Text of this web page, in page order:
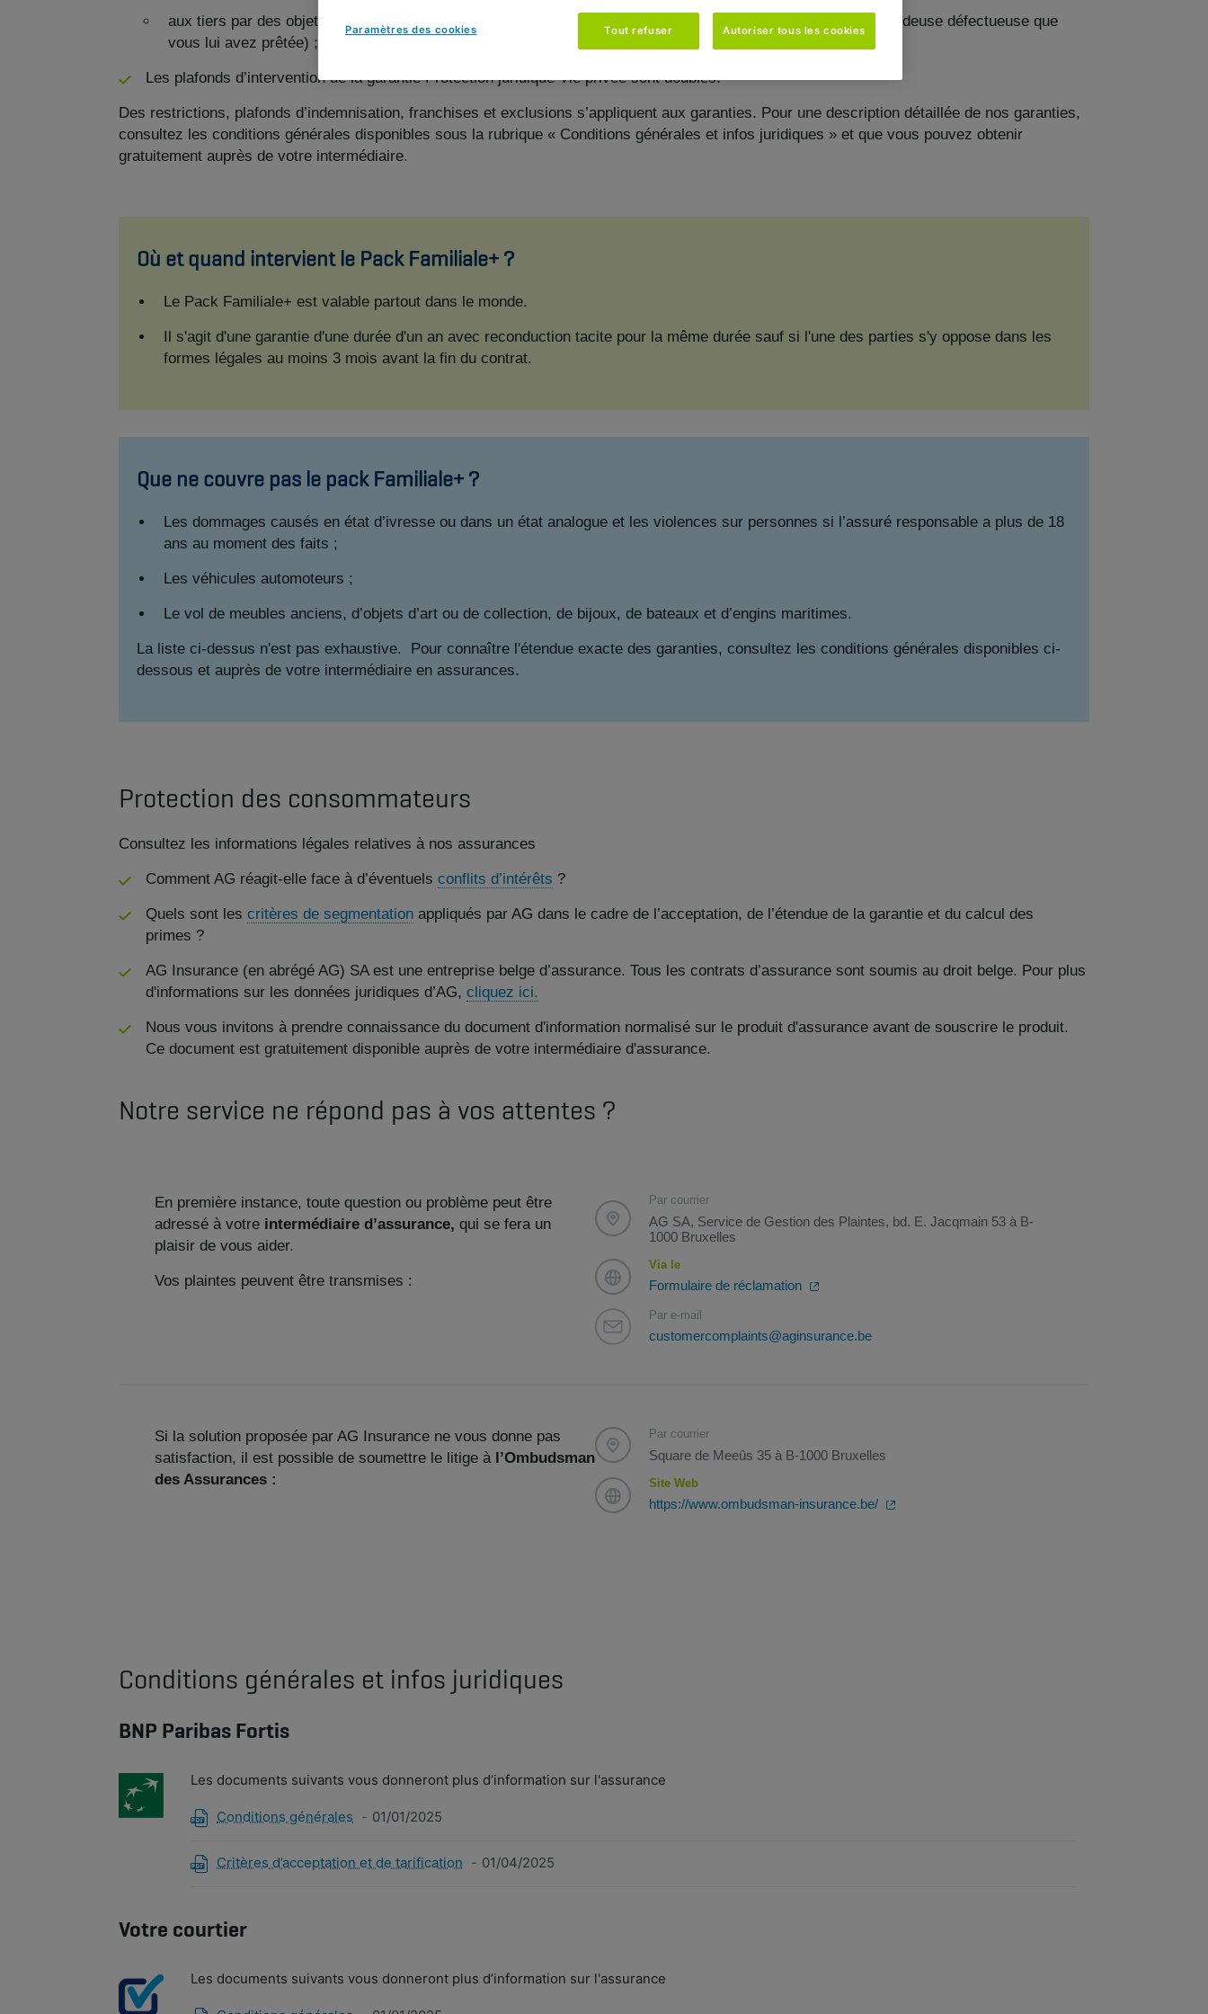
aux tiers par des objets que vous prêtez (exemple : l'abri de jardin de votre voisin prend feu à cause de la tondeuse défectueuse que
vous lui avez prêtée) ;
Les plafonds d’intervention de la garantie Protection juridique Vie privée sont doublés.
Des restrictions, plafonds d’indemnisation, franchises et exclusions s’appliquent aux garanties. Pour une description détaillée de nos garanties,
consultez les conditions générales disponibles sous la rubrique « Conditions générales et infos juridiques » et que vous pouvez obtenir
gratuitement auprès de votre intermédiaire.
Où et quand intervient le Pack Familiale+ ?
Le Pack Familiale+ est valable partout dans le monde.
Il s'agit d'une garantie d'une durée d'un an avec reconduction tacite pour la même durée sauf si l'une des parties s'y oppose dans les
formes légales au moins 3 mois avant la fin du contrat.
Que ne couvre pas le pack Familiale+ ?
Les dommages causés en état d’ivresse ou dans un état analogue et les violences sur personnes si l’assuré responsable a plus de 18
ans au moment des faits ;
Les véhicules automoteurs ;
Le vol de meubles anciens, d’objets d’art ou de collection, de bijoux, de bateaux et d’engins maritimes.
La liste ci-dessus n'est pas exhaustive. Pour connaître l'étendue exacte des garanties, consultez les conditions générales disponibles ci-
dessous et auprès de votre intermédiaire en assurances.
Protection des consommateurs
Consultez les informations légales relatives à nos assurances
Comment AG réagit-elle face à d’éventuels conflits d’intérêts ?
Quels sont les critères de segmentation appliqués par AG dans le cadre de l’acceptation, de l’étendue de la garantie et du calcul des
primes ?
AG Insurance (en abrégé AG) SA est une entreprise belge d’assurance. Tous les contrats d’assurance sont soumis au droit belge. Pour plus
d'informations sur les données juridiques d’AG, cliquez ici.
Nous vous invitons à prendre connaissance du document d'information normalisé sur le produit d'assurance avant de souscrire le produit.
Ce document est gratuitement disponible auprès de votre intermédiaire d'assurance.
Notre service ne répond pas à vos attentes ?
En première instance, toute question ou problème peut être
adressé à votre intermédiaire d’assurance, qui se fera un
plaisir de vous aider.
Vos plaintes peuvent être transmises :
Par courrier
AG SA, Service de Gestion des Plaintes, bd. E. Jacqmain 53 à B-
1000 Bruxelles
Via le
Formulaire de réclamation
Par e-mail
customercomplaints@aginsurance.be
Si la solution proposée par AG Insurance ne vous donne pas
satisfaction, il est possible de soumettre le litige à l’Ombudsman
des Assurances :
Par courrier
Square de Meeûs 35 à B-1000 Bruxelles
Site Web
https://www.ombudsman-insurance.be/
Conditions générales et infos juridiques
BNP Paribas Fortis
Les documents suivants vous donneront plus d’information sur l'assurance
Conditions générales 01/01/2025
Critères d’acceptation et de tarification 01/04/2025
Votre courtier
Les documents suivants vous donneront plus d’information sur l'assurance
Paramètres des cookies Tout refuser Autoriser tous les cookies